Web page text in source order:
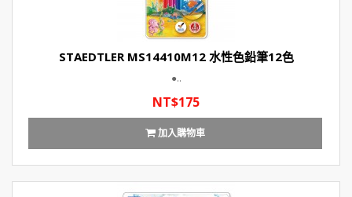
STAEDTLER MS14410M12 水性色鉛筆12色
●..
NT$175
加入購物車